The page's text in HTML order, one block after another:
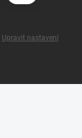
Upravit nastavení